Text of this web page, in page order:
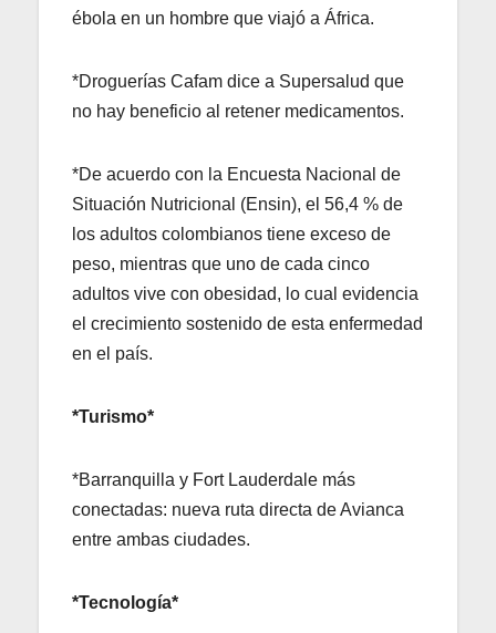
ébola en un hombre que viajó a África.
*Droguerías Cafam dice a Supersalud que
no hay beneficio al retener medicamentos.
*De acuerdo con la Encuesta Nacional de
Situación Nutricional (Ensin), el 56,4 % de
los adultos colombianos tiene exceso de
peso, mientras que uno de cada cinco
adultos vive con obesidad, lo cual evidencia
el crecimiento sostenido de esta enfermedad
en el país.
*Turismo*
*Barranquilla y Fort Lauderdale más
conectadas: nueva ruta directa de Avianca
entre ambas ciudades.
*Tecnología*